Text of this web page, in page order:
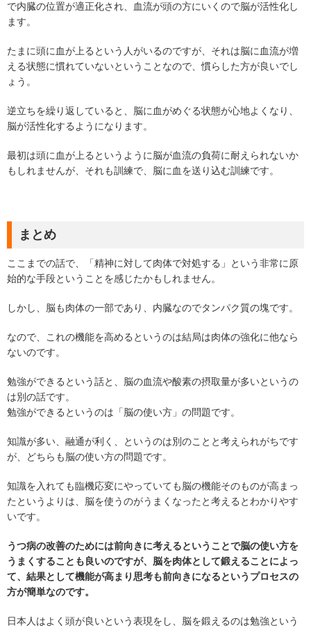
で内臓の位置が適正化され、血流が頭の方にいくので脳が活性化し
ます。
たまに頭に血が上るという人がいるのですが、それは脳に血流が増
える状態に慣れていないということなので、慣らした方が良いでし
ょう。
逆立ちを繰り返していると、脳に血がめぐる状態が心地よくなり、
脳が活性化するようになります。
最初は頭に血が上るというように脳が血流の負荷に耐えられないか
もしれませんが、それも訓練で、脳に血を送り込む訓練です。
まとめ
ここまでの話で、「精神に対して肉体で対処する」という非常に原
始的な手段ということを感じたかもしれません。
しかし、脳も肉体の一部であり、内臓なのでタンパク質の塊です。
なので、これの機能を高めるというのは結局は肉体の強化に他なら
ないのです。
勉強ができるという話と、脳の血流や酸素の摂取量が多いというの
は別の話です。
勉強ができるというのは「脳の使い方」の問題です。
知識が多い、融通が利く、というのは別のことと考えられがちです
が、どちらも脳の使い方の問題です。
知識を入れても臨機応変にやっていても脳の機能そのものが高まっ
たというよりは、脳を使うのがうまくなったと考えるとわかりやす
いです。
うつ病の改善のためには前向きに考えるということで脳の使い方を
うまくすることも良いのですが、脳を肉体として鍛えることによっ
て、結果として機能が高まり思考も前向きになるというプロセスの
方が簡単なのです。
日本人はよく頭が良いという表現をし、脳を鍛えるのは勉強という